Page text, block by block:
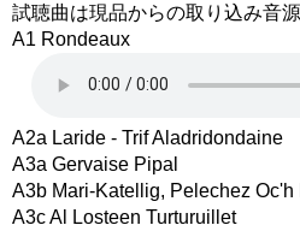
試聴曲は現品からの取り込み音源
A1 Rondeaux
A2a Laride - Trif Aladridondaine
A3a Gervaise Pipal
A3b Mari-Katellig, Pelechez Oc'h
A3c Al Losteen Turturuillet